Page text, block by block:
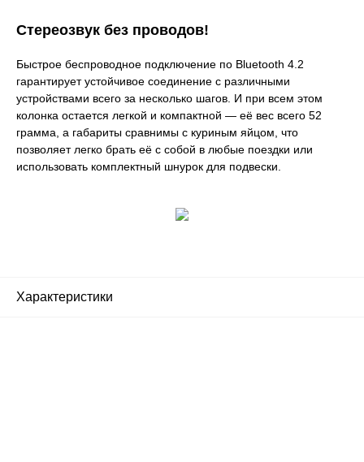
Стереозвук без проводов!
Быстрое беспроводное подключение по Bluetooth 4.2
гарантирует устойчивое соединение с различными
устройствами всего за несколько шагов. И при всем этом
колонка остается легкой и компактной — её вес всего 52
грамма, а габариты сравнимы с куриным яйцом, что
позволяет легко брать её с собой в любые поездки или
использовать комплектный шнурок для подвески.
Характеристики